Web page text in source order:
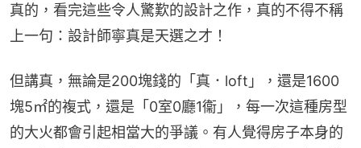
真的，看完這些令人驚歎的設計之作，真的不得不稱
上一句：設計師寧真是天選之才！
但講真，無論是200塊錢的「真．loft」，還是1600
塊5㎡的複式，還是「0室0廳1衞」，每一次這種房型
的大火都會引起相當大的爭議。有人覺得房子本身的